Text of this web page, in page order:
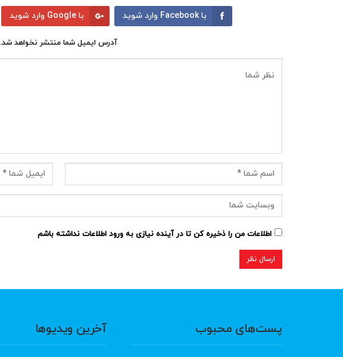
با Facebook وارد شوید با Google وارد شوید
آدرس ایمیل شما منتشر نخواهد شد.
اطلاعات من را ذخیره کن تا در آینده نیازی به ورود اطلاعات نداشته باشم
پست‌های محبوب آخرین ویدیوها